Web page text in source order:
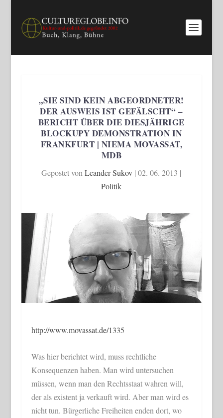
„SIE SIND KEIN ABGEORDNETER!
DER AUSWEIS IST GEFÄLSCHT“ –
BERICHT ÜBER DIE DIESJÄHRIGE
BLOCKUPY DEMONSTRATION IN
FRANKFURT | NIEMA MOVASSAT,
MDB
Gepostet vonLeander Sukov |02. 06. 2013 |
Politik
http://www.movassat.de/1335
Was hier berichtet wird, muss rechtliche
Konsequenzen haben. Man wird untersuchen
müssen, wenn man den Rechtsstaat wahren will,
der als existent ja verkauft wird. Aber man wird es
nicht tun. Bürgerliche Freiheiten enden dort, wo